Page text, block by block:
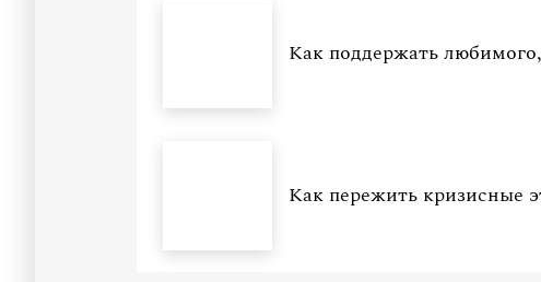
Как поддержать
Как пережить кризисные